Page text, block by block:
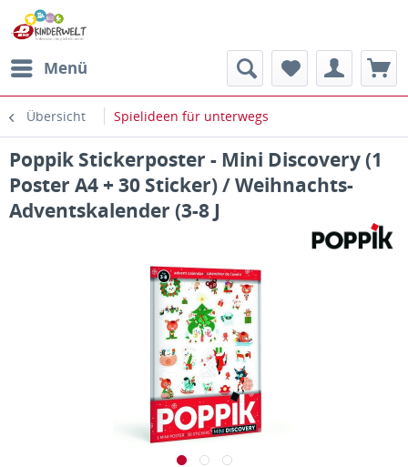
Menü
Übersicht Spielideen für unterwegs
Poppik Stickerposter - Mini Discovery (1
Poster A4 + 30 Sticker) / Weihnachts-
Adventskalender (3-8 J